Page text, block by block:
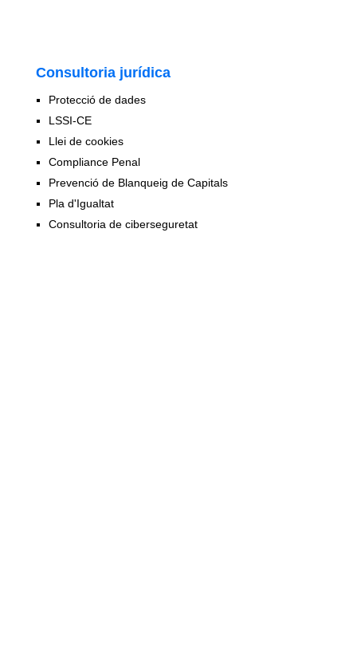
Consultoria jurídica
Protecció de dades
LSSI-CE
Llei de cookies
Compliance Penal
Prevenció de Blanqueig de Capitals
Pla d'Igualtat
Consultoria de ciberseguretat